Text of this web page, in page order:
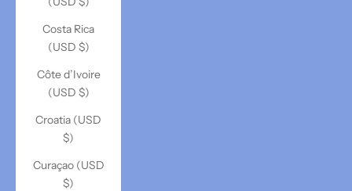
Costa Rica
(USD $)
Côte d’Ivoire
(USD $)
Croatia (USD
$)
Curaçao (USD
$)